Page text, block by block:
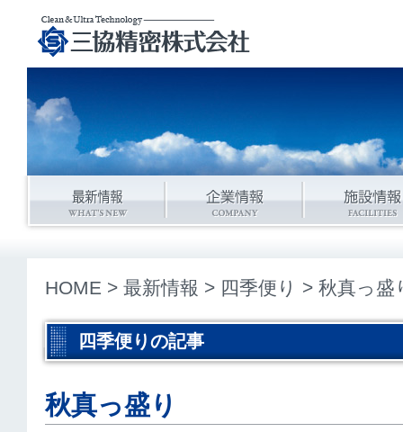
HOME > 最新情報 > 四季便り > 秋真っ盛
四季便りの記事
秋真っ盛り